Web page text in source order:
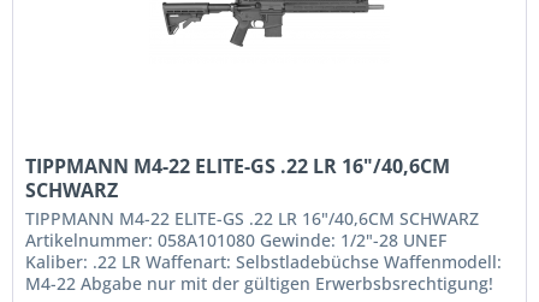
TIPPMANN M4-22 ELITE-GS .22 LR 16"/40,6CM
SCHWARZ
TIPPMANN M4-22 ELITE-GS .22 LR 16"/40,6CM SCHWARZ
Artikelnummer: 058A101080 Gewinde: 1/2"-28 UNEF
Kaliber: .22 LR Waffenart: Selbstladebüchse Waffenmodell:
M4-22 Abgabe nur mit der gültigen Erwerbsbsrechtigung!